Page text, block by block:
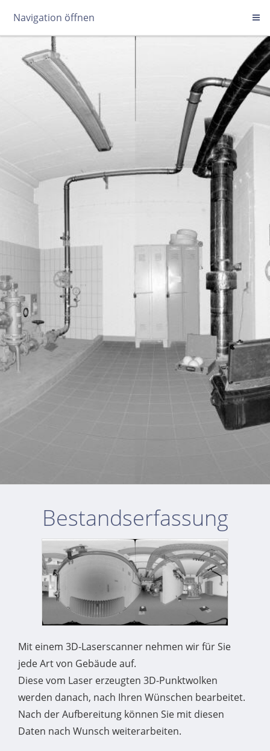
Navigation öffnen
Bestandserfassung
Mit einem 3D-Laserscanner nehmen wir für Sie
jede Art von Gebäude auf.
Diese vom Laser erzeugten 3D-Punktwolken
werden danach, nach Ihren Wünschen bearbeitet.
Nach der Aufbereitung können Sie mit diesen
Daten nach Wunsch weiterarbeiten.